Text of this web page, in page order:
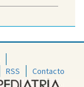
RSS Contacto